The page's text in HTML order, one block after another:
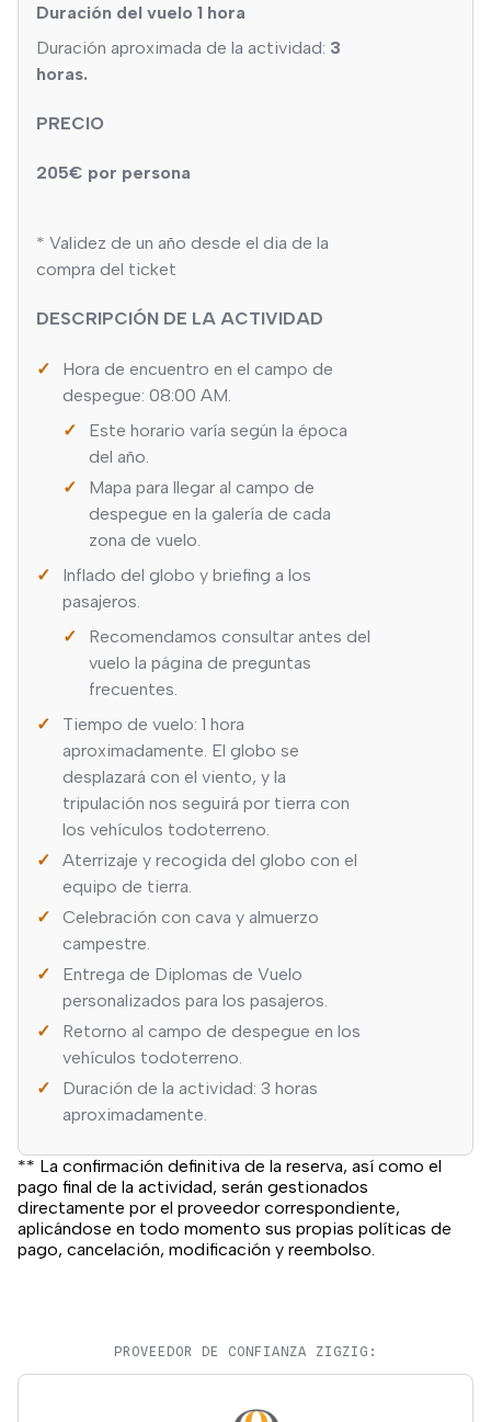
Duración del vuelo 1 hora
Duración aproximada de la actividad: 3
horas.
PRECIO
205€ por persona
* Validez de un año desde el dia de la
compra del ticket
DESCRIPCIÓN DE LA ACTIVIDAD
Hora de encuentro en el campo de
despegue: 08:00 AM.
Este horario varía según la época
del año.
Mapa para llegar al campo de
despegue en la galería de cada
zona de vuelo.
Inflado del globo y briefing a los
pasajeros.
Recomendamos consultar antes del
vuelo la página de preguntas
frecuentes.
Tiempo de vuelo: 1 hora
aproximadamente. El globo se
desplazará con el viento, y la
tripulación nos seguirá por tierra con
los vehículos todoterreno.
Aterrizaje y recogida del globo con el
equipo de tierra.
Celebración con cava y almuerzo
campestre.
Entrega de Diplomas de Vuelo
personalizados para los pasajeros.
Retorno al campo de despegue en los
vehículos todoterreno.
Duración de la actividad: 3 horas
aproximadamente.
** La confirmación definitiva de la reserva, así como el
pago final de la actividad, serán gestionados
directamente por el proveedor correspondiente,
aplicándose en todo momento sus propias políticas de
pago, cancelación, modificación y reembolso.
PROVEEDOR DE CONFIANZA ZIGZIG: